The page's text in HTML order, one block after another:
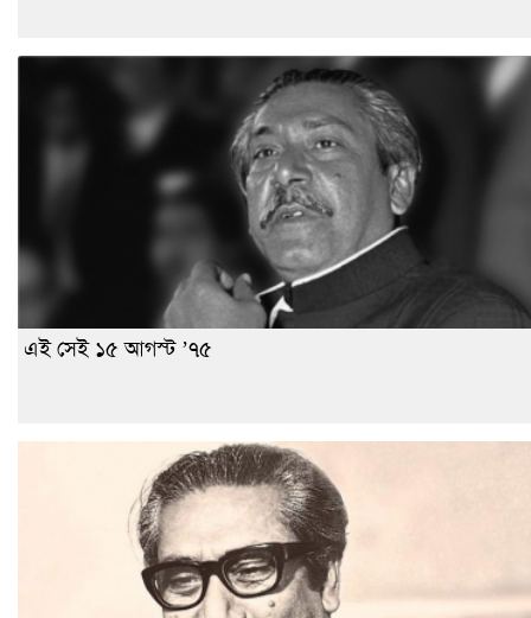
এই সেই ১৫ আগস্ট ’৭৫